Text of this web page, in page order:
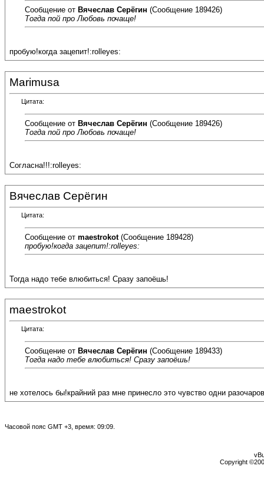
Сообщение от Вячеслав Серёгин (Сообщение 189426)
Тогда пой про Любовь почаще!
пробую!когда зацепит!:rolleyes:
Marimusa
Цитата:
Сообщение от Вячеслав Серёгин (Сообщение 189426)
Тогда пой про Любовь почаще!
Согласна!!!:rolleyes:
Вячеслав Серёгин
Цитата:
Сообщение от maestrokot(Сообщение 189428)
пробую!когда зацепит!:rolleyes:
Тогда надо тебе влюбиться! Сразу запоёшь!
maestrokot
Цитата:
Сообщение от Вячеслав Серёгин (Сообщение 189433)
Тогда надо тебе влюбиться! Сразу запоёшь!
не хотелось бы!крайний раз мне принесло это чувство одни
Часовой пояс GMT +3, время: 09:09
Copyright